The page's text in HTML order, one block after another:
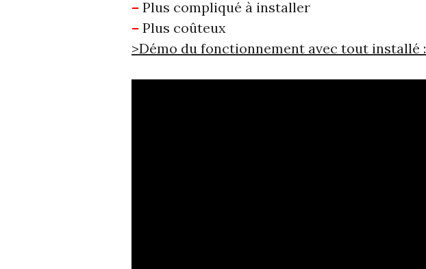
– Plus compliqué à installer
– Plus coûteux
>Démo du fonctionnement avec tout installé :